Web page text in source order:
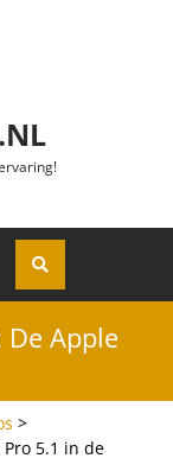
Apple
>
5.1 in de